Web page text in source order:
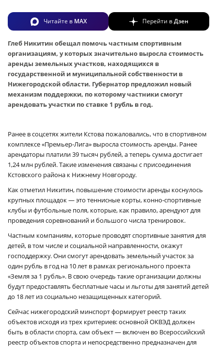
Читайте в MAX Перейти вДзен
Глеб Никитин обещал помочь частным спортивным
организациям, у которых значительно выросла стоимость
аренды земельных участков, находящихся в
государственной и муниципальной собственности в
Нижегородской области. Губернатор предложил новый
механизм поддержки, по которому частники смогут
арендовать участки по ставке 1 рубль в год.
Ранее в соцсетях жители Кстова пожаловались, что в спортивном
комплексе «Премьер-Лига» выросла стоимость аренды. Ранее
арендаторы платили 39 тысяч рублей, а теперь сумма достигает
1,24 млн рублей. Такие изменения связаны с присоединения
Кстовского района к Нижнему Новгороду.
Как отметил Никитин, повышение стоимости аренды коснулось
крупных площадок — это теннисные корты, конно-спортивные
клубы и футбольные поля, которые, как правило, арендуют для
проведения соревнований и большого числа тренировок.
Частным компаниям, которые проводят спортивные занятия для
детей, в том числе и социальной направленности, окажут
господдержку. Они смогут арендовать земельный участок за
один рубль в год на 10 лет в рамках регионального проекта
«Земля за 1 рубль». В свою очередь такие организации должны
будут предоставлять бесплатные часы и льготы для занятий детей
до 18 лет из социально незащищенных категорий.
Сейчас нижегородский минспорт формирует реестр таких
объектов исходя из трех критериев: основной ОКВЭД должен
быть в области спорта, сам объект — включен во Всероссийский
реестр объектов спорта и непосредственно предназначен для